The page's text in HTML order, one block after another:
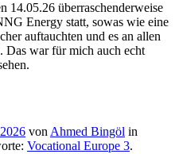
14.05.26 überraschenderweise
Energy statt, sowas wie eine
auftauchten und es an allen
Das war für mich auch echt
von Ahmed Bingöl in
Vocational Europe 3.